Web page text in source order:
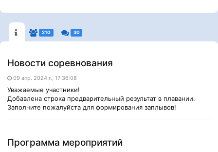
210 30
Новости соревнования
09 апр. 2024 г., 17:36:08
Уважаемые участники!
Добавлена строка предварительный результат в плавании.
Заполните пожалуйста для формирования заплывов!
Программа мероприятий